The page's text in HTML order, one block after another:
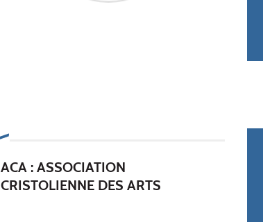
ACA : ASSOCIATION
CRISTOLIENNE DES ARTS